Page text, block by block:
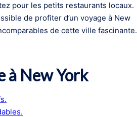
pour les petits restaurants locaux.
de profiter d’un voyage à New
de cette ville fascinante.
à New York